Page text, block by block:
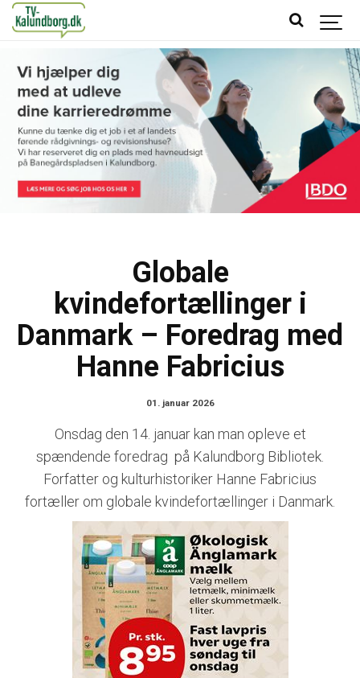
Globale
kvindefortællinger i
Danmark – Foredrag med
Hanne Fabricius
01. januar 2026
Onsdag den 14. januar kan man opleve et
spændende foredrag på Kalundborg Bibliotek.
Forfatter og kulturhistoriker Hanne Fabricius
fortæller om globale kvindefortællinger i Danmark.